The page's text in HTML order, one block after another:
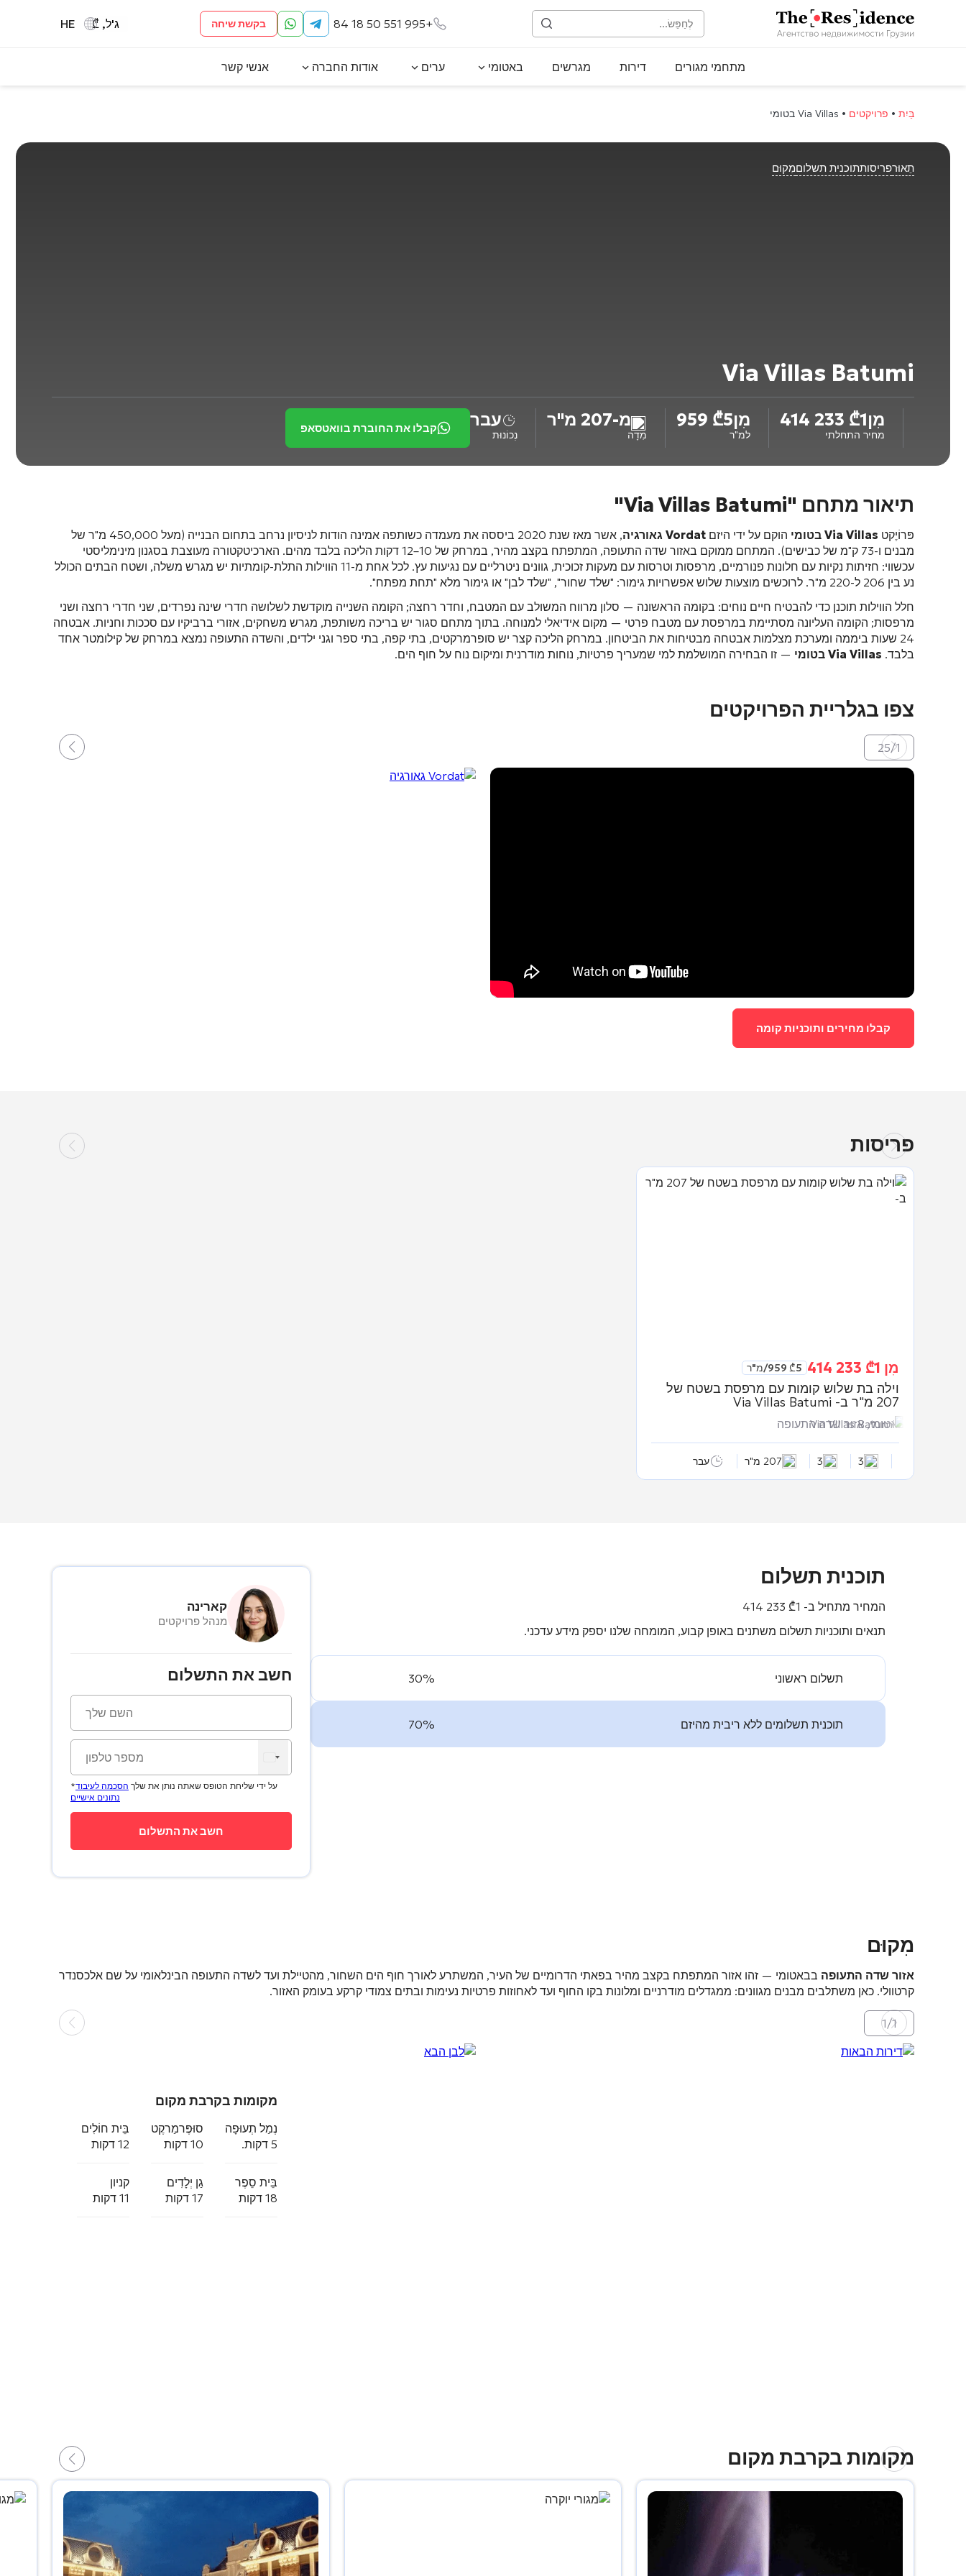
+995 551 50 18 84 בקשת שיחה ג'ל, ₾ HE
מתחמי מגורים דירות מגרשים באטומי ערים אודות החברה אנשי קשר
בַּיִת • פרויקטים • Via Villas בטומי
תֵאוּרפריסותתוכנית תשלוםמִקוּם
Via Villas Batumi
מִן ₾1 233 414
מחיר התחלתי
מִן ₾5 959
למ"ר
מ-207 מ"ר
מִדָה
עבר
נְכוֹנוּת קבלו את החוברת בוואטסאפ
תיאור מתחם "Via Villas Batumi"
פּרוֹיֶקט Via Villas בטומי הוקם על ידי היזם Vordat גאורגיה
, אשר מאז שנת 2020 ביססה את מעמדה כשותפה אמינה הודות לניסיון נרחב בתחום הבנייה (מעל 450,000 מ"ר של
מבנים ו-73 ק"מ של כבישים). המתחם ממוקם באזור שדה התעופה, המתפתח בקצב מהיר, במרחק של 10–12 דקות הליכה בלבד מהים. הארכיטקטורה מעוצבת בסגנון מינימליסטי
עכשווי: חזיתות נקיות עם חלונות פנורמיים, מרפסות וטרסות עם מעקות זכוכית, גוונים ניטרליים עם נגיעות עץ. לכל אחת מ-11 הווילות התלת-קומתיות יש מגרש משלה, ושטח הבתים הכולל
נע בין 206 ל-220 מ"ר. לרוכשים מוצעות שלוש אפשרויות גימור: "שלד שחור", "שלד לבן" או גימור מלא "תחת מפתח".
חלל הווילות תוכנן כדי להבטיח חיים נוחים: בקומה הראשונה — סלון מרווח המשולב עם המטבח, וחדר רחצה; הקומה השנייה מוקדשת לשלושה חדרי שינה נפרדים, שני חדרי רחצה ושני
מרפסות; הקומה העליונה מסתיימת במרפסת עם מטבח פרטי — מקום אידיאלי למנוחה. בתוך מתחם סגור יש בריכה משותפת, מגרש משחקים, אזורי ברביקיו עם סככות וחניות. אבטחה
24 שעות ביממה ומערכת מצלמות אבטחה מבטיחות את הביטחון. במרחק הליכה קצר יש סופרמרקטים, בתי קפה, בתי ספר וגני ילדים, והשדה התעופה נמצא במרחק של קילומטר אחד
בלבד. Via Villas בטומי — זו הבחירה המושלמת למי שמעריך פרטיות, נוחות מודרנית ומיקום נוח על חוף הים.
צפו בגלריית הפרויקטים
1
/
25
קבלו מחירים ותוכניות קומה
פריסות
מִן ₾1 233 414
₾5 959 /מ"ר
וילה בת שלוש קומות עם מרפסת בשטח של
207 מ"ר ב-
באטומי, אזור שדה התעופה
Via Villas Batumi
3
3 207 מ"ר עבר
תוכנית תשלום
המחיר מתחיל ב- ₾1 233 414
תנאים ותוכניות תשלום משתנים באופן קבוע, המומחה שלנו יספק מידע עדכני.
תשלום ראשוני 30%
תוכנית תשלומים ללא ריבית מהיזם 70%
קארינה
מנהל פרויקטים
חשב את התשלום
*על ידי שליחת הטופס שאתה נותן את שלך הסכמה לעיבוד
נתונים אישיים
מִקוּם
אזור שדה התעופה בבאטומי — זהו אזור המתפתח בקצב מהיר בפאתי הדרומיים של העיר, המשתרע לאורך חוף הים השחור, מהטיילת ועד לשדה התעופה הבינלאומי על שם אלכסנדר
קרטוולי. כאן משתלבים מבנים מגוונים: ממגדלים מודרניים ומלונות בקו החוף ועד לאחוזות פרטיות נעימות ובתים צמודי קרקע בעומק האזור.
1
/
1
מקומות בקרבת מקום
נְמַל תְעוּפָה
5 דקות.
סוּפֶּרמַרקֶט
10 דקות
בֵּית חוֹלִים
12 דקות
בֵּית סֵפֶר
18 דקות
גַן יְלָדִים
17 דקות
קניון
11 דקות
מקומות בקרבת מקום